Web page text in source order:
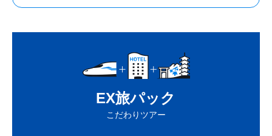
EX旅パック
こだわりツアー